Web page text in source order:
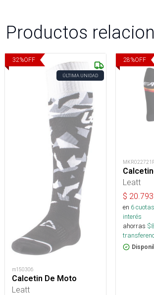
Productos
32%OFF
ÚLTIMA UNIDAD
m150306
Calcetin De Moto
Leatt
28%OFF
Leatt
$ 20.793
en 6
interés
ahorras $